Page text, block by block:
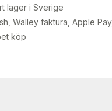
lager i Sverige
Walley faktura, Apple
köp